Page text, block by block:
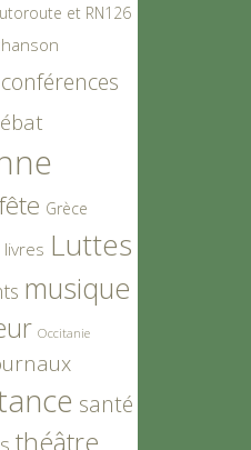
et RN126
conférences
Grèce
livres Luttes
musique
Occitanie
santé
théâtre